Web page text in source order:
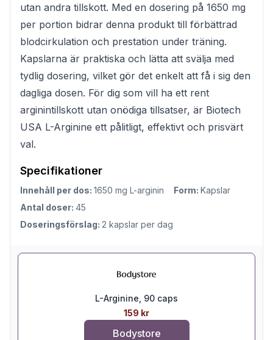
utan andra tillskott. Med en dosering på 1650 mg
per portion bidrar denna produkt till förbättrad
blodcirkulation och prestation under träning.
Kapslarna är praktiska och lätta att svälja med
tydlig dosering, vilket gör det enkelt att få i sig den
dagliga dosen. För dig som vill ha ett rent
arginintillskott utan onödiga tillsatser, är Biotech
USA L-Arginine ett pålitligt, effektivt och prisvärt
val.
Specifikationer
Innehåll per dos: 1650 mg L-arginin Form: Kapslar
Antal doser: 45
Doseringsförslag: 2 kapslar per dag
L-Arginine, 90 caps
159 kr
Bodystore